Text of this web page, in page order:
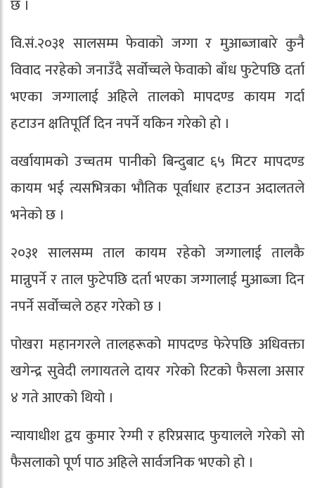
छ ।
वि.सं.२०३१ सालसम्म फेवाको जग्गा र मुआब्जाबारे कुनै
विवाद नरहेको जनाउँदै सर्वोच्चले फेवाको बाँध फुटेपछि दर्ता
भएका जग्गालाई अहिले तालको मापदण्ड कायम गर्दा
हटाउन क्षतिपूर्ति दिन नपर्ने यकिन गरेको हो ।
वर्खायामको उच्चतम पानीको बिन्दुबाट ६५ मिटर मापदण्ड
कायम भई त्यसभित्रका भौतिक पूर्वाधार हटाउन अदालतले
भनेको छ ।
२०३१ सालसम्म ताल कायम रहेको जग्गालाई तालकै
मान्नुपर्ने र ताल फुटेपछि दर्ता भएका जग्गालाई मुआब्जा दिन
नपर्ने सर्वोच्चले ठहर गरेको छ ।
पोखरा महानगरले तालहरूको मापदण्ड फेरेपछि अधिवक्ता
खगेन्द्र सुवेदी लगायतले दायर गरेको रिटको फैसला असार
४ गते आएको थियो ।
न्यायाधीश द्वय कुमार रेग्मी र हरिप्रसाद फुयालले गरेको सो
फैसलाको पूर्ण पाठ अहिले सार्वजनिक भएको हो ।